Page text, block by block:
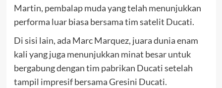
Martin, pembalap muda yang telah menunjukkan
performa luar biasa bersama tim satelit Ducati.
Di sisi lain, ada Marc Marquez, juara dunia enam
kali yang juga menunjukkan minat besar untuk
bergabung dengan tim pabrikan Ducati setelah
tampil impresif bersama Gresini Ducati.